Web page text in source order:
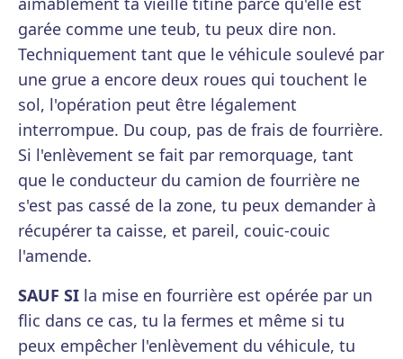
garée comme une teub, tu peux dire non.
Techniquement tant que le véhicule soulevé par
une grue a encore deux roues qui touchent le
sol, l'opération peut être légalement
interrompue. Du coup, pas de frais de fourrière.
Si l'enlèvement se fait par remorquage, tant
que le conducteur du camion de fourrière ne
s'est pas cassé de la zone, tu peux demander à
récupérer ta caisse, et pareil, couic-couic
l'amende.
SAUF SI la mise en fourrière est opérée par un
flic dans ce cas, tu la fermes et même si tu
peux empêcher l'enlèvement du véhicule, tu